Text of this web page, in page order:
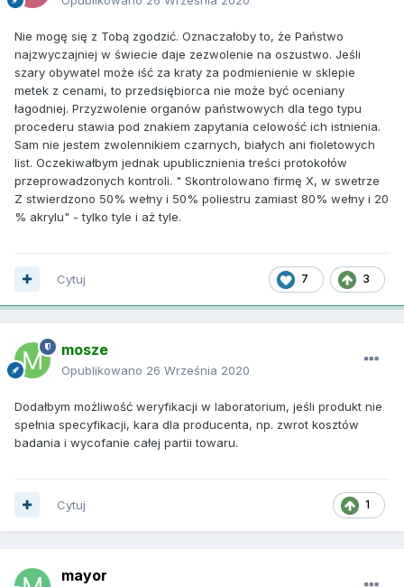
Nie mogę się z Tobą zgodzić. Oznaczałoby to, że Państwo
najzwyczajniej w świecie daje zezwolenie na oszustwo. Jeśli
szary obywatel może iść za kraty za podmienienie w sklepie
metek z cenami, to przedsiębiorca nie może być oceniany
łagodniej. Przyzwolenie organów państwowych dla tego typu
procederu stawia pod znakiem zapytania celowość ich istnienia.
Sam nie jestem zwolennikiem czarnych, białych ani fioletowych
list. Oczekiwałbym jednak upublicznienia treści protokołów
przeprowadzonych kontroli. " Skontrolowano firmę X, w swetrze
Z stwierdzono 50% wełny i 50% poliestru zamiast 80% wełny i 20
% akrylu" - tylko tyle i aż tyle.
7 3
Cytuj
mosze
Opublikowano 26 Września 2020
Dodałbym możliwość weryfikacji w laboratorium, jeśli produkt nie
spełnia specyfikacji, kara dla producenta, np. zwrot kosztów
badania i wycofanie całej partii towaru.
1
Cytuj
mayor